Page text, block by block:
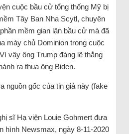
cuộc bầu cử tổng thống Mỹ bị
Tây Ban Nha Scytl, chuyên
mềm gian lận bầu cử mà đã
máy chủ Dominion trong cuộc
vậy ông Trump đáng lẽ thắng
ra thua ông Biden.
nguồn gốc của tin giả này (fake
sĩ Hạ viện Louie Gohmert đưa
hình Newsmax, ngày 8-11-2020